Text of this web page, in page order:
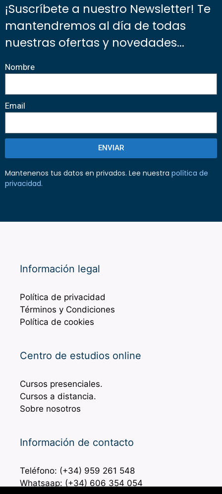
¡Suscríbete a nuestro Newsletter! Te
mantendremos al día de todas
nuestras ofertas y novedades...
Nombre
Email
ENVIAR
Mantenenos tus datos en privados. Lee nuestra política de
privacidad.
Información legal
Política de privacidad
Términos y Condiciones
Política de cookies
Centro de estudios online
Cursos presenciales.
Cursos a distancia.
Sobre nosotros
Información de contacto
Teléfono: (+34) 959 261 548
Whatsaap: (+34) 606 354 054